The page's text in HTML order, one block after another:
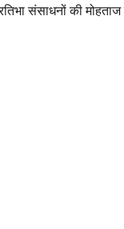
संसाधनों की